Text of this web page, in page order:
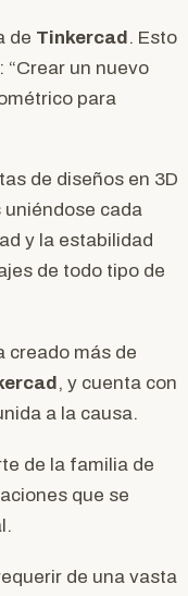
de Tinkercad. Esto
un nuevo
para
de diseños en 3D
uniéndose cada
y la estabilidad
de todo tipo de
creado más de
, y cuenta con
a la causa.
de la familia de
que se
de una vasta